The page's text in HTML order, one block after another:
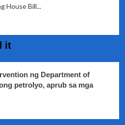
House Bill...
it
ng Department of
petrolyo, aprub sa mga